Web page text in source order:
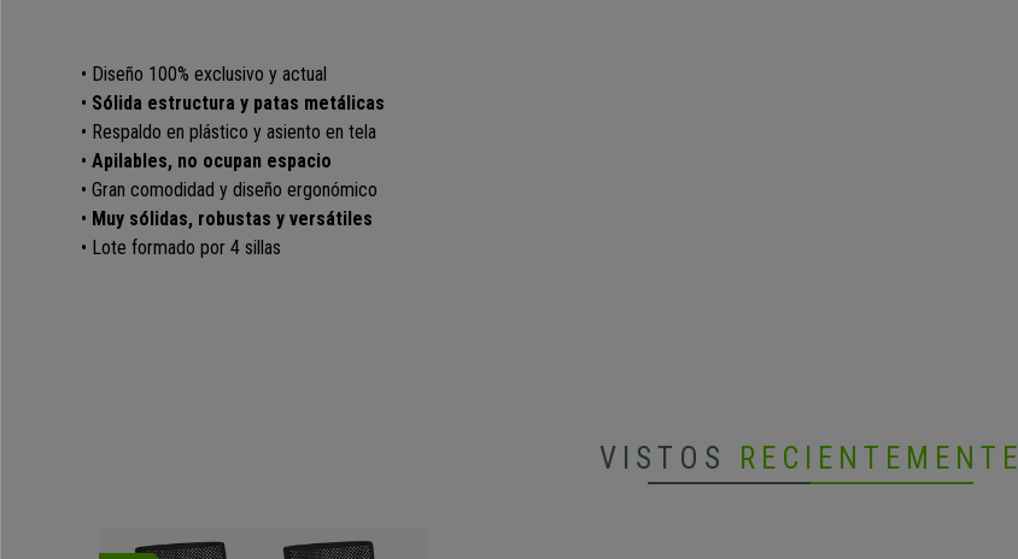
• Diseño 100% exclusivo y actual
• Sólida estructura y patas metálicas
• Respaldo en plástico y asiento en tela
• Apilables, no ocupan espacio
• Gran comodidad y diseño ergonómico
• Muy sólidas, robustas y versátiles
• Lote formado por 4 sillas
VISTOS RECIENTEMENTE